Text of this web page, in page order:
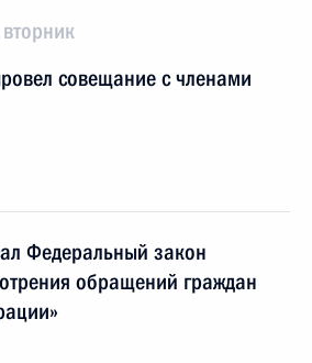
совещание с членами
Федеральный закон
обращений граждан